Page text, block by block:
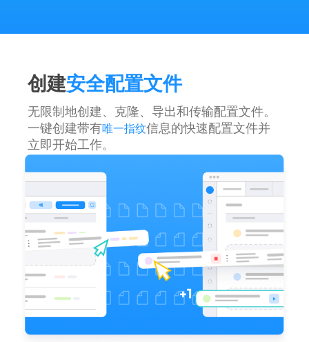
创建安全配置文件
无限制地创建、克隆、导出和传输配置文件。
一键创建带有唯一指纹信息的快速配置文件并
立即开始工作。